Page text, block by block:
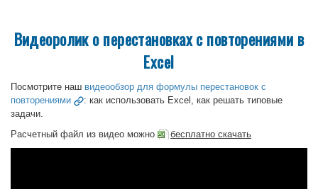
Видеоролик о перестановках с повторениями в
Excel
Посмотрите наш видеообзор для формулы перестановок с
повторениями
: как использовать Excel, как решать типовые
задачи.
Расчетный файл из видео можно
бесплатно скачать